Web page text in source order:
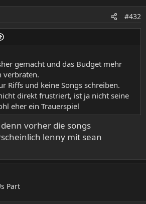
#432
gemacht und das Budget mehr
verbraten.
Riffs und keine Songs schreiben.
direkt frustriert, ist ja nicht seine
eher ein Trauerspiel
vorher die songs
lenny mit sean
Part